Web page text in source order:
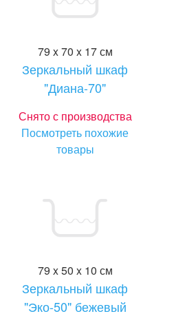
79 x 70 x 17 см
Зеркальный шкаф
"Диана-70"
Снято с производства
Посмотреть похожие
товары
79 x 50 x 10 см
Зеркальный шкаф
"Эко-50" бежевый